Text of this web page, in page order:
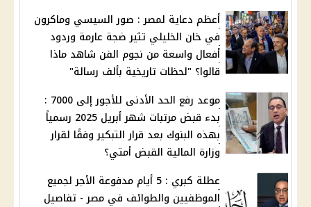
أعظم دعاية لمصر : صور السيسي وماكرون
في خان الخليلي تثير ضجة عارمة وردود
أفعال واسعة من نجوم الفن شاهد ماذا
قالوا؟ "لحظات تاريخية بألف رسالة"
موعد رفع الحد الأدنى للأجور إلى 7000 :
بدء قبض مرتبات شهر أبريل 2025 رسمياً
بهذه البنوك بعد قرار التبكير وفقًا لقرار
وزارة المالية القبض أمتي؟
عطلة كبري : 5 أيام مدفوعة الأجر لجميع
الموظفيين والطوائف في مصر - تفاصيل